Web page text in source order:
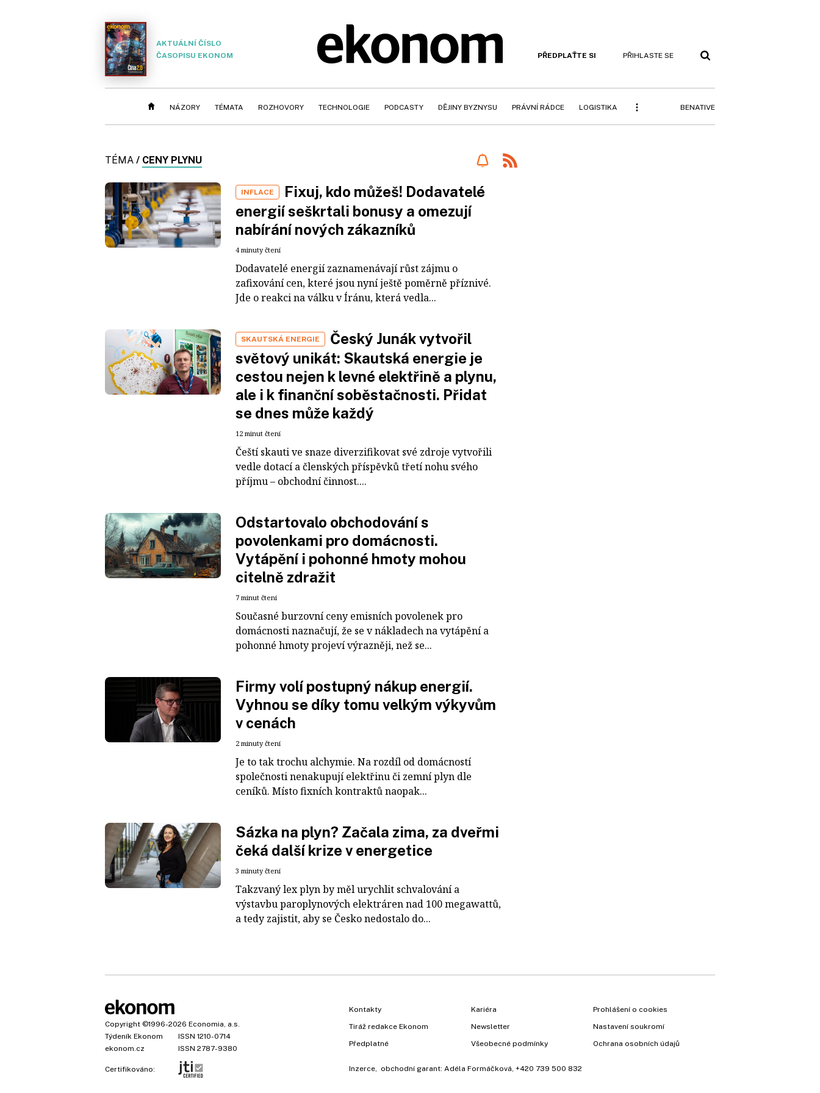
AKTUÁLNÍ ČÍSLO
ČASOPISU EKONOM
PŘEDPLAŤTE SI PŘIHLASTE SE
NÁZORY TÉMATA ROZHOVORY TECHNOLOGIE PODCASTY DĚJINY BYZNYSU PRÁVNÍ RÁDCE LOGISTIKA BENATIVE
TÉMA / CENY PLYNU
INFLACE
Fixuj, kdo můžeš! Dodavatelé
energií seškrtali bonusy a omezují
nabírání nových zákazníků
4 minuty čtení
Dodavatelé energií zaznamenávají růst zájmu o
zafixování cen, které jsou nyní ještě poměrně příznivé.
Jde o reakci na válku v Íránu, která vedla...
SKAUTSKÁ ENERGIE
Český Junák vytvořil
světový unikát: Skautská energie je
cestou nejen k levné elektřině a plynu,
ale i k finanční soběstačnosti. Přidat
se dnes může každý
12 minut čtení
Čeští skauti ve snaze diverzifikovat své zdroje vytvořili
vedle dotací a členských příspěvků třetí nohu svého
příjmu – obchodní činnost....
Odstartovalo obchodování s
povolenkami pro domácnosti.
Vytápění i pohonné hmoty mohou
citelně zdražit
7 minut čtení
Současné burzovní ceny emisních povolenek pro
domácnosti naznačují, že se v nákladech na vytápění a
pohonné hmoty projeví výrazněji, než se...
Firmy volí postupný nákup energií.
Vyhnou se díky tomu velkým výkyvům
v cenách
2 minuty čtení
Je to tak trochu alchymie. Na rozdíl od domácností
společnosti nenakupují elektřinu či zemní plyn dle
ceníků. Místo fixních kontraktů naopak...
Sázka na plyn? Začala zima, za dveřmi
čeká další krize v energetice
3 minuty čtení
Takzvaný lex plyn by měl urychlit schvalování a
výstavbu paroplynových elektráren nad 100 megawattů,
a tedy zajistit, aby se Česko nedostalo do...
Copyright ©1996-2026 Economia, a.s.
Týdeník Ekonom
ISSN 1210-0714
ekonom.cz
ISSN 2787-9380
Certifikováno:
Kontakty
Tiráž redakce Ekonom
Předplatné
Kariéra
Newsletter
Všeobecné podmínky
Prohlášení o cookies
Nastavení soukromí
Ochrana osobních údajů
Inzerce , obchodní garant: Adéla Formáčková +420 739 500 832